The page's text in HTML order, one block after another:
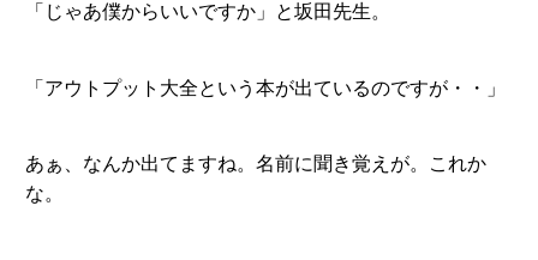
「じゃあ僕からいいですか」と坂田先生。
「アウトプット大全という本が出ているのですが・・」
あぁ、なんか出てますね。名前に聞き覚えが。これか
な。